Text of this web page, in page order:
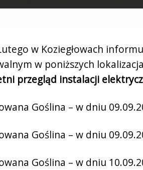
w Koziegłowach
w poniższych
przegląd instalacji
Goślina – w dniu
Goślina – w dniu
Goślina – w dniu